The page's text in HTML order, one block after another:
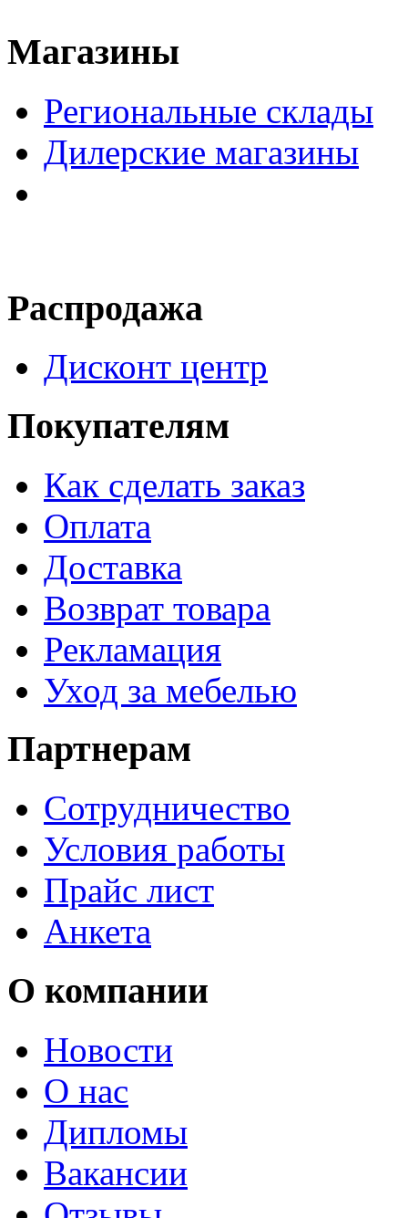
Магазины
Региональные склады
Дилерские магазины
Распродажа
Дисконт центр
Покупателям
Как сделать заказ
Оплата
Доставка
Возврат товара
Рекламация
Уход за мебелью
Партнерам
Сотрудничество
Условия работы
Прайс лист
Анкета
О компании
Новости
О нас
Дипломы
Вакансии